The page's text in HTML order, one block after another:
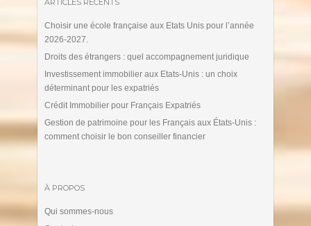
ARTICLES RÉCENTS
Choisir une école française aux Etats Unis pour l’année
2026-2027.
Droits des étrangers : quel accompagnement juridique
Investissement immobilier aux Etats-Unis : un choix
déterminant pour les expatriés
Crédit Immobilier pour Français Expatriés
Gestion de patrimoine pour les Français aux États-Unis :
comment choisir le bon conseiller financier
À PROPOS
Qui sommes-nous